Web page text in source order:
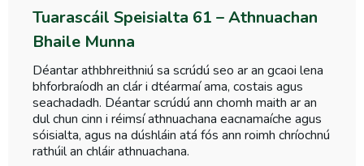
Tuarascáil Speisialta 61 – Athnuachan
Bhaile Munna
Déantar athbhreithniú sa scrúdú seo ar an gcaoi lena
bhforbraíodh an clár i dtéarmaí ama, costais agus
seachadadh. Déantar scrúdú ann chomh maith ar an
dul chun cinn i réimsí athnuachana eacnamaíche agus
sóisialta, agus na dúshláin atá fós ann roimh chríochnú
rathúil an chláir athnuachana.